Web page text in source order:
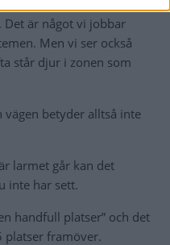
Det är något vi jobbar
Men vi ser också
står djur i zonen som
betyder alltså inte
larmet går kan det
inte har sett.
handfull platser” och det
platser framöver.